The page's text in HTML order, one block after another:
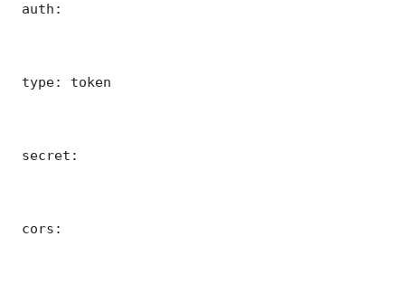
auth:
type: token
secret:
cors: